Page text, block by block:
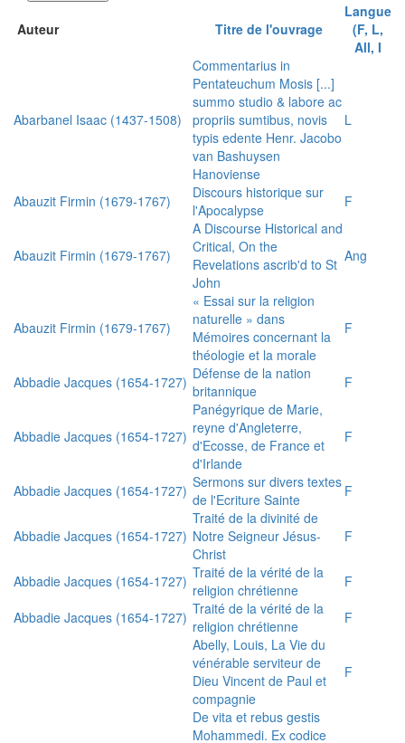
Auteur Titre de l'ouvrage
Langue
(F, L,
All, I
Abarbanel Isaac (1437-1508)
Commentarius in
Pentateuchum Mosis [...]
summo studio & labore ac
propriis sumtibus, novis
typis edente Henr. Jacobo
van Bashuysen
Hanoviense
L
Abauzit Firmin (1679-1767)
Discours historique sur
l'Apocalypse
F
Abauzit Firmin (1679-1767)
A Discourse Historical and
Critical, On the
Revelations ascrib'd to St
John
Ang
Abauzit Firmin (1679-1767)
« Essai sur la religion
naturelle » dans
Mémoires concernant la
théologie et la morale
F
Abbadie Jacques (1654-1727) Défense de la nation
britannique
F
Abbadie Jacques (1654-1727)
Panégyrique de Marie,
reyne d'Angleterre,
d'Ecosse, de France et
d'Irlande
F
Abbadie Jacques (1654-1727) Sermons sur divers textes
de l'Ecriture Sainte
F
Abbadie Jacques (1654-1727)
Traité de la divinité de
Notre Seigneur Jésus-
Christ
F
Abbadie Jacques (1654-1727) Traité de la vérité de la
religion chrétienne
F
Abbadie Jacques (1654-1727) Traité de la vérité de la
religion chrétienne
F
Abelly, Louis, La Vie du
vénérable serviteur de
Dieu Vincent de Paul et
compagnie
F
De vita et rebus gestis
Mohammedi. Ex codice